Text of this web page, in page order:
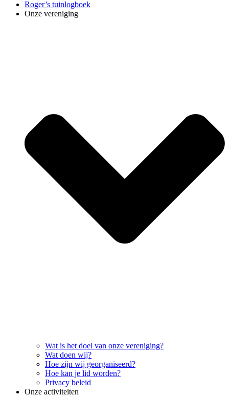
Roger’s tuinlogboek
Onze vereniging
Wat is het doel van onze vereniging?
Wat doen wij?
Hoe zijn wij georganiseerd?
Hoe kan je lid worden?
Privacy beleid
Onze activiteiten